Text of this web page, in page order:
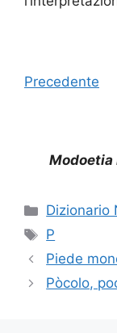
Precedente
Categorie
Dizionario
Tag
P
Piede
Pòcolo,